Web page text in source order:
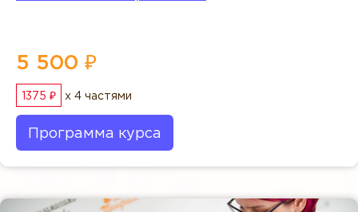
5 500 ₽
1375 ₽ x 4 частями
Программа курса